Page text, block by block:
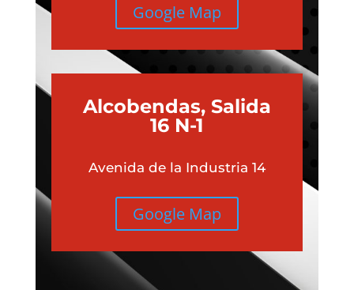
Google Map
Alcobendas, Salida
16 N-1
Avenida de la Industria 14
Google Map